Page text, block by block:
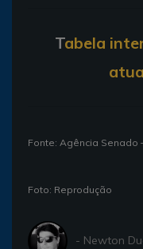
Tabela
Fonte: Agência Senado
Foto: Reprodução
- Newton